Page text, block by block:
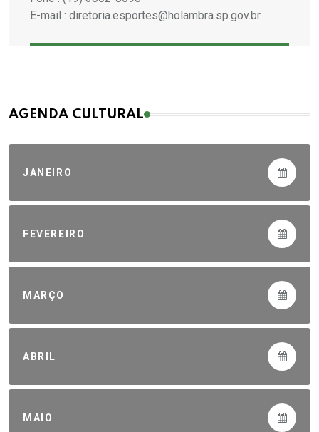
E-mail : diretoria.esportes@holambra.sp.gov.br
AGENDA CULTURAL
JANEIRO
FEVEREIRO
MARÇO
ABRIL
MAIO